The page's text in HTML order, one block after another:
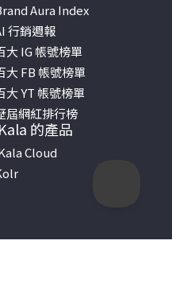
Aura Index
行銷週報
大 IG 帳號榜單
大 FB 帳號榜單
大 YT 帳號榜單
屆網紅排行榜
的產品
Cloud